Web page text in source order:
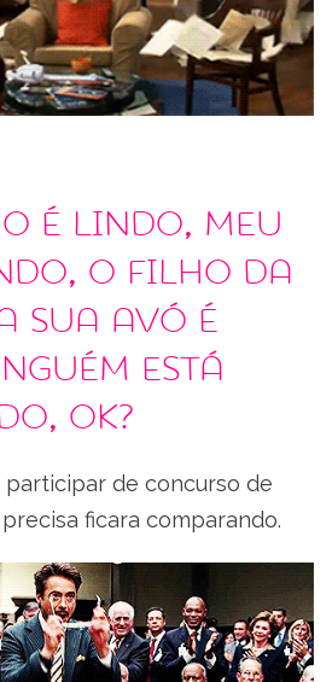
é lindo, meu
o filho da
sua avó é
está
ok?
de concurso de
ficara comparando.